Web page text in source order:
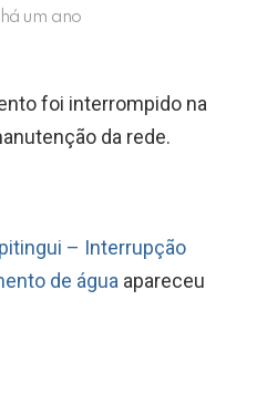
há um ano
foi interrompido na
da rede.
– Interrupção
de água apareceu